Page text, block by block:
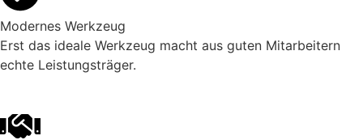
Modernes Werkzeug
Erst das ideale Werkzeug macht aus guten Mitarbeitern
echte Leistungsträger.